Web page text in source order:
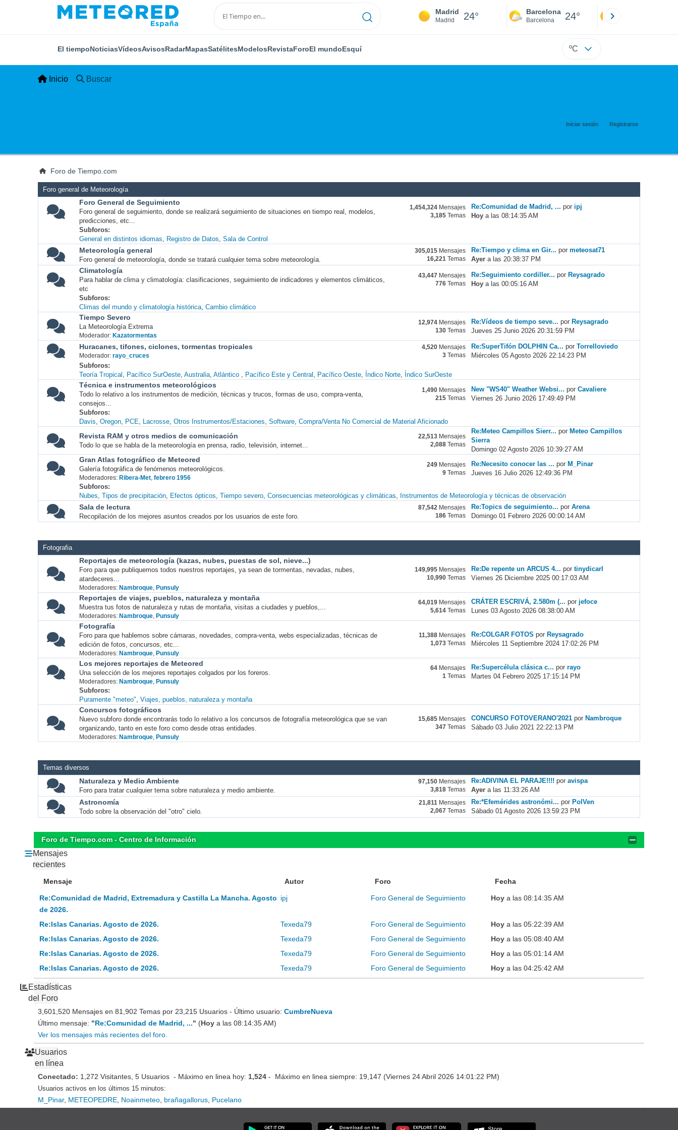
Madrid
Madrid 24° Barcelona
Barcelona 24°
El tiempoNoticiasVídeosAvisosRadarMapasSatélitesModelosRevistaForoEl mundoEsquí ºC
Inicio Buscar
Iniciar sesión Registrarse
Foro de Tiempo.com
Foro general de Meteorología
Foro General de Seguimiento
Foro general de seguimiento, donde se realizará seguimiento de situaciones en tiempo real, modelos,
predicciones, etc...
1,454,324 Mensajes
3,185 Temas
Re:Comunidad de Madrid, ... poripj
Hoy a las 08:14:35 AM
Subforos
General en distintos idiomas
Registro de Datos Sala de Control
Meteorología general
Foro general de meteorología, donde se tratará cualquier tema sobre meteorología.
305,015 Mensajes
16,221 Temas
Re:Tiempo y clima en Gir... pormeteosat71
Ayer a las 20:38:37 PM
Climatología
Para hablar de clima y climatología: clasificaciones, seguimiento de indicadores y elementos climáticos,
etc
43,447 Mensajes
776 Temas
Re:Seguimiento cordiller... por Reysagrado
Hoy a las 00:05:16 AM
Subforos
Climas del mundo y climatología histórica Cambio climático
Tiempo Severo
La Meteorología Extrema
Moderador: Kazatormentas
12,974 Mensajes
130 Temas
Re:Vídeos de tiempo seve... porReysagrado
Jueves 25 Junio 2026 20:31:59 PM
Huracanes, tifones, ciclones, tormentas tropicales
Moderador: rayo_cruces
4,520 Mensajes
3 Temas
Re:SuperTifón DOLPHIN Ca... porTorrelloviedo
Miércoles 05 Agosto 2026 22:14:23 PM
Subforos
Teoría Tropical
Pacífico SurOeste Australia Atlántico Pacífico Este y Central Pacífico Oeste Índico Norte Índico SurOeste
Técnica e instrumentos meteorológicos
Todo lo relativo a los instrumentos de medición, técnicas y trucos, formas de uso, compra-venta,
consejos...
1,490 Mensajes
215 Temas
New "WS40" Weather Websi... porCavaliere
Viernes 26 Junio 2026 17:49:49 PM
Subforos
Davis Oregon PCE Lacrosse Otros Instrumentos/Estaciones Software Compra/Venta No Comercial de Material Aficionado
Revista RAM y otros medios de comunicación
Todo lo que se habla de la meteorología en prensa, radio, televisión, internet...
22,513 Mensajes
2,088 Temas
Re:Meteo Campillos Sierr... por Meteo Campillos
Sierra
Domingo 02 Agosto 2026 10:39:27 AM
Gran Atlas fotográfico de Meteored
Galería fotográfica de fenómenos meteorológicos.
Moderadores: Ribera-Met, febrero 1956
249 Mensajes
9 Temas
Re:Necesito conocer las ... porM_Pinar
Jueves 16 Julio 2026 12:49:36 PM
Subforos
Nubes Tipos de precipitación Efectos ópticos Tiempo severo Consecuencias meteorológicas y climáticas Instrumentos de Meteorología y técnicas de observación
Sala de lectura
Recopilación de los mejores asuntos creados por los usuarios de este foro.
87,542 Mensajes
186 Temas
Re:Topics de seguimiento... porArena
Domingo 01 Febrero 2026 00:00:14 AM
Fotografia
Reportajes de meteorología (kazas, nubes, puestas de sol, nieve...)
Foro para que publiquemos todos nuestros reportajes, ya sean de tormentas, nevadas, nubes,
atardeceres...
Moderadores: Nambroque, Punsuly
149,995 Mensajes
10,990 Temas
Re:De repente un ARCUS 4... portinydicarl
Viernes 26 Diciembre 2025 00:17:03 AM
Reportajes de viajes, pueblos, naturaleza y montaña
Muestra tus fotos de naturaleza y rutas de montaña, visitas a ciudades y pueblos,...
Moderadores: Nambroque, Punsuly
64,019 Mensajes
5,614 Temas
CRÁTER ESCRIVÁ, 2.580m (... por jefoce
Lunes 03 Agosto 2026 08:38:00 AM
Fotografía
Foro para que hablemos sobre cámaras, novedades, compra-venta, webs especializadas, técnicas de
edición de fotos, concursos, etc...
Moderadores: Nambroque, Punsuly
11,388 Mensajes
1,073 Temas
Re:COLGAR FOTOS por Reysagrado
Miércoles 11 Septiembre 2024 17:02:26 PM
Los mejores reportajes de Meteored
Una selección de los mejores reportajes colgados por los foreros.
Moderadores: Nambroque, Punsuly
64 Mensajes
1 Temas
Re:Supercélula clásica c... porrayo
Martes 04 Febrero 2025 17:15:14 PM
Subforos
Puramente "meteo" Viajes, pueblos, naturaleza y montaña
Concursos fotográficos
Nuevo subforo donde encontrarás todo lo relativo a los concursos de fotografía meteorológica que se van
organizando, tanto en este foro como desde otras entidades.
Moderadores: Nambroque, Punsuly
15,685 Mensajes
347
Temas
CONCURSO FOTOVERANO'2021 por Nambroque
Sábado 03 Julio 2021 22:22:13 PM
Temas diversos
Naturaleza y Medio Ambiente
Foro para tratar cualquier tema sobre naturaleza y medio ambiente.
97,150 Mensajes
3,818 Temas
Re:ADIVINA EL PARAJE!!!! poravispa
Ayer a las 11:33:26 AM
Astronomía
Todo sobre la observación del "otro" cielo.
21,811 Mensajes
2,067
Temas
Re:*Efemérides astronómi... por PolVen
Sábado 01 Agosto 2026 13:59:23 PM
Foro de Tiempo.com - Centro de Información
Mensajes
recientes
Mensaje Autor Foro Fecha
Re:Comunidad de Madrid, Extremadura y Castilla La Mancha. Agosto
de 2026.
ipj Foro General de Seguimiento Hoy a las 08:14:35 AM
Re:Islas Canarias. Agosto de 2026. Texeda79 Foro General de Seguimiento Hoy a las 05:22:39 AM
Re:Islas Canarias. Agosto de 2026.
Texeda79 Foro General de Seguimiento Hoy a las 05:08:40 AM
Re:Islas Canarias. Agosto de 2026.
Texeda79 Foro General de Seguimiento Hoy a las 05:01:14 AM
Re:Islas Canarias. Agosto de 2026.
Texeda79 Foro General de Seguimiento Hoy a las 04:25:42 AM
Estadísticas
del Foro
3,601,520 Mensajes en 81,902 Temas por 23,215 Usuarios - Último usuario:CumbreNueva
Último mensaje: "Re:Comunidad de Madrid, ..." (Hoy a las 08:14:35 AM)
Ver los mensajes más recientes del foro.
Usuarios
en línea
Conectado: 1,272 Visitantes, 5 Usuarios - Máximo en linea hoy: 1,524 - Máximo en linea siempre: 19,147 (Viernes 24 Abril 2026 14:01:22 PM)
Usuarios activos en los últimos 15 minutos:
M_Pinar, METEOPEDRE Noainmeteo brañagallorus Pucelano